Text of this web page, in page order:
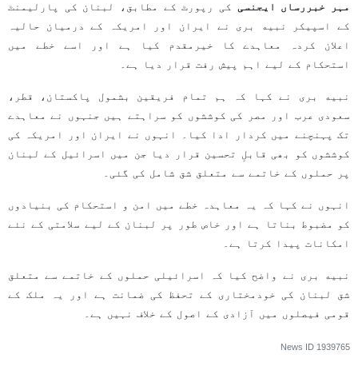
مہر خبررساں ایجنسی کی رپورٹ کے مطابق، لبنان کی پارلیمنٹ
کے اسپیکر نبیه بری نے ایران اور امریکہ کے درمیان حالیہ
اعلان کردہ معاہدے کا خیرمقدم کیا ہے اور اسے خطے میں
استحکام کے لیے اہم پیش رفت قرار دیا ہے۔
نبیه بری نے کہا کہ ہم تمام فریقین بشمول پاکستان، قطر،
سعودی عرب اور مصر کی کوششوں کو سراہتے ہیں جنہوں نے معاہدے
تک پہنچنے میں کردار ادا کیا۔ انہوں نے ایران اور امریکہ کی
کوششوں کو بھی قابلِ تحسین قرار دیا جن میں اسرائیل کے لبنان
پر حملوں کے خاتمے سے متعلق شق شامل کی گئی۔
انہوں نے کہا کہ یہ معاہدہ خطے میں امن و استحکام کی بنیادوں
کو مضبوط بناتا ہے اور خاص طور پر لبنان کے لیے سلامتی کے نئے
امکانات پیدا کرتا ہے۔
نبیه بری نے واضح کیا کہ اسرائیلی حملوں کے خاتمے سے متعلق
شق لبنان کی خودمختاری کے تحفظ کی ضمانت ہے اور یہ ملک کے
قومی فیصلوں میں آزادی کے اصول کے خلاف نہیں ہے۔
News ID 1939765